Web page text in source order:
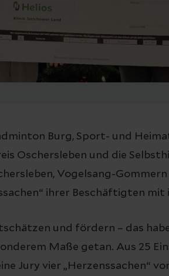
Burg, Sport- und
Oschersleben und die
Vogelsang-
ihrer Beschäftigten mit
und fördern – das
Maße getan. Aus 25
Jury vier „Herzenssachen“